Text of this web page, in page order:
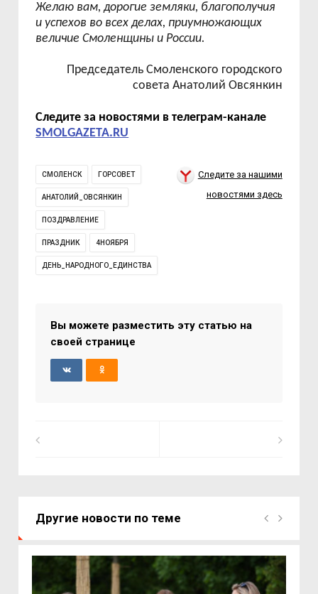
Желаю вам, дорогие земляки, благополучия
и успехов во всех делах, приумножающих
величие Смоленщины и России.
Председатель Смоленского городского
совета Анатолий Овсянкин
Следите за новостями в телеграм-канале
SMOLGAZETA.RU
СМОЛЕНСК ГОРСОВЕТ
АНАТОЛИЙ_ОВСЯНКИН
ПОЗДРАВЛЕНИЕ
ПРАЗДНИК 4НОЯБРЯ
ДЕНЬ_НАРОДНОГО_ЕДИНСТВА
Следите за нашими
новостями здесь
Вы можете разместить эту статью на
своей странице
Другие новости по теме